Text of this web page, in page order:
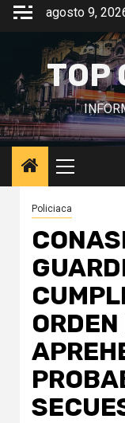
Saltar
contenido
agosto 9,
TOP
Menú
principal
Policiaca
ORDEN